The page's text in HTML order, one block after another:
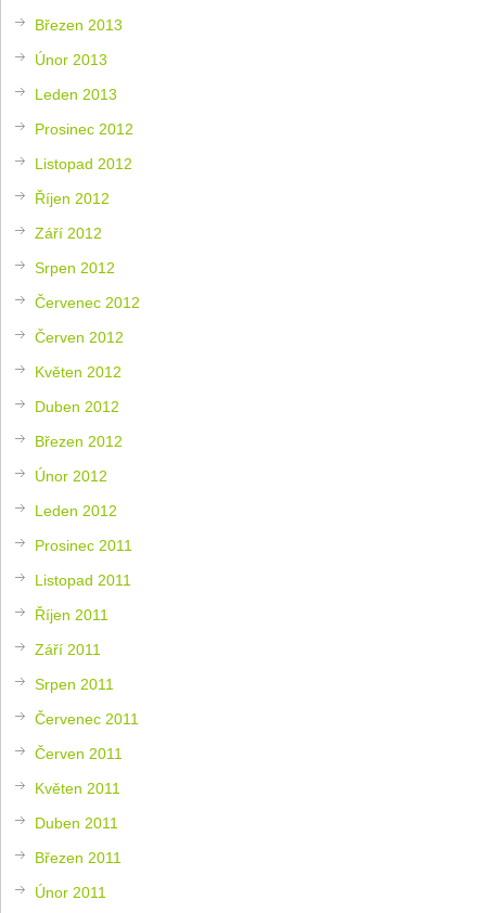
Březen 2013
Únor 2013
Leden 2013
Prosinec 2012
Listopad 2012
Říjen 2012
Září 2012
Srpen 2012
Červenec 2012
Červen 2012
Květen 2012
Duben 2012
Březen 2012
Únor 2012
Leden 2012
Prosinec 2011
Listopad 2011
Říjen 2011
Září 2011
Srpen 2011
Červenec 2011
Červen 2011
Květen 2011
Duben 2011
Březen 2011
Únor 2011